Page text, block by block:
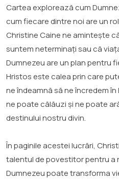
Cartea explorează cum
cum fiecare dintre noi are un
Christine Caine ne amintește
suntem neterminați sau că
Dumnezeu are un plan pentru
Hristos este calea prin care
ne îndeamnă să ne încredem
ne poate călăuzi și ne poate
destinului nostru divin.
În paginile acestei lucrări,
talentul de povestitor pentru a
Dumnezeu poate transforma